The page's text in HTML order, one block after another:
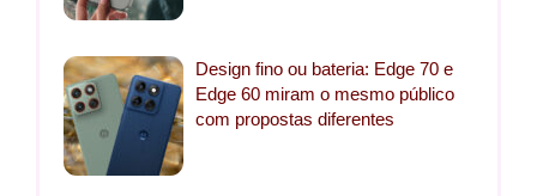
Design fino ou bateria: Edge 70 e
Edge 60 miram o mesmo público
com propostas diferentes